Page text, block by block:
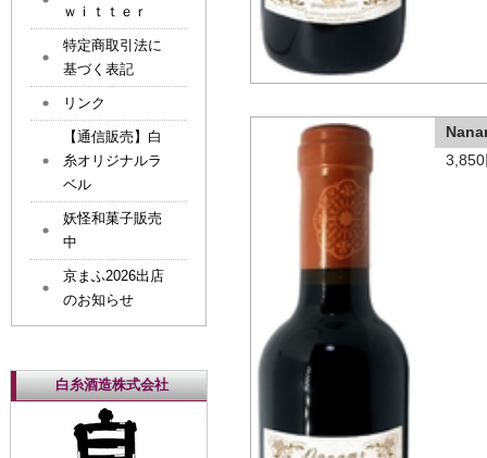
ｗｉｔｔｅｒ
特定商取引法に
基づく表記
リンク
【通信販売】白
糸オリジナルラ
ベル
妖怪和菓子販売
中
京まふ2026出店
のお知らせ
白糸酒造株式会社